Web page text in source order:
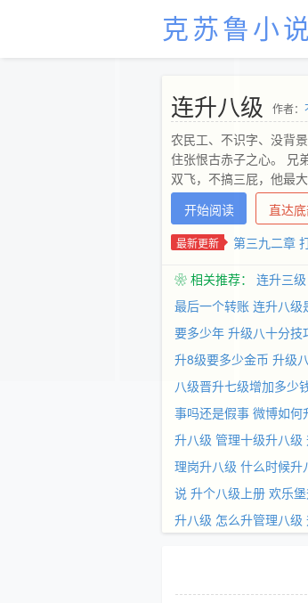
克苏鲁小
连升八级 作者：
农民工、不识字、没背
住张恨古赤子之心。 兄
双飞，不搞三屁，他最
开始阅读
直达
最新更新 第三九二章
❀ 相关推荐： 连升三级
最后一个转账 连升八级
要多少年 升级八十分技
升8级要多少金币 升级
八级晋升七级增加多少
事吗还是假事 微博如何
升八级 管理十级升八级
理岗升八级 什么时候升
说 升个八级上册 欢乐
升八级 怎么升管理八级